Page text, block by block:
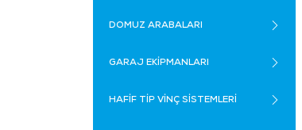
DOMUZ ARABALARI
GARAJ EKİPMANLARI
HAFİF TİP VİNÇ SİSTEMLERİ